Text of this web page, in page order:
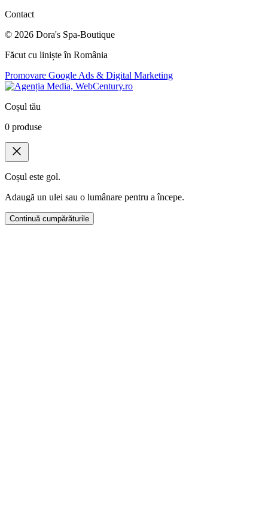
Contact
© 2026 Dora's Spa-Boutique
Făcut cu liniște în România
Promovare Google Ads & Digital Marketing
Coșul tău
0 produse
Coșul este gol.
Adaugă un ulei sau o lumânare pentru a începe.
Continuă cumpărăturile